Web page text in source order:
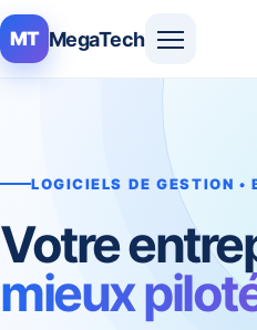
MT MegaTech
LOGICIELS DE GESTION •
Votre
mieux